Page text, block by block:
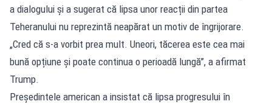
a dialogului și a sugerat că lipsa unor reacții din partea
Teheranului nu reprezintă neapărat un motiv de îngrijorare.
„Cred că s-a vorbit prea mult. Uneori, tăcerea este cea mai
bună opțiune și poate continua o perioadă lungă”, a afirmat
Trump.
Președintele american a insistat că lipsa progresului în